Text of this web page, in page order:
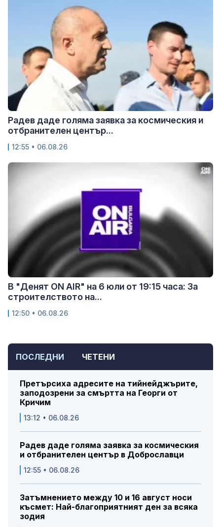
ПОСЛЕДНИ ЧЕТЕНИ
Претърсиха адресите на тийнейджърите,
заподозрени за смъртта на Георги от
Кричим
13:12 • 06.08.26
Радев даде голяма заявка за космическия
и отбранителен център в Доброславци
12:55 • 06.08.26
Затъмнението между 10 и 16 август носи
късмет: Най-благоприятният ден за всяка
зодия
Радев даде голяма заявка за космическия и
отбранителен център...
12:55 • 06.08.26
В "Денят ON AIR" на 6 юли от 19:15 часа: За
строителството на...
12:50 • 06.08.26